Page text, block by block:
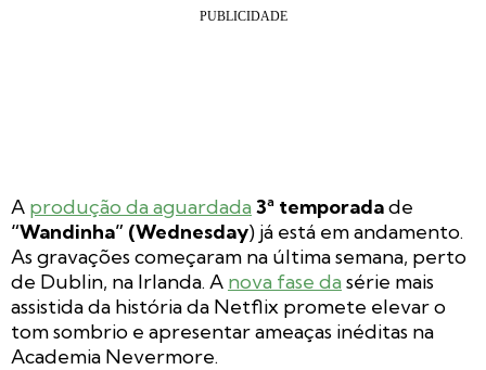
A produção da aguardada3ª temporadade
“Wandinha” (Wednesday) já está em andamento.
As gravações começaram na última semana, perto
de Dublin, na Irlanda. A nova fase dasérie mais
assistida da história da Netflix promete elevar o
tom sombrio e apresentar ameaças inéditas na
Academia Nevermore.